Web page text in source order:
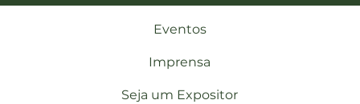
Eventos
Imprensa
Seja um Expositor